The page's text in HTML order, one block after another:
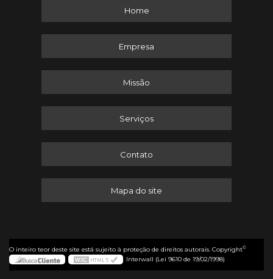
Home
Empresa
Missão
Serviços
Contato
Mapa do site
O inteiro teor deste site está sujeito à proteção de direitos autorais. Copyright©
Interwall (Lei 9610 de 19/02/1998)